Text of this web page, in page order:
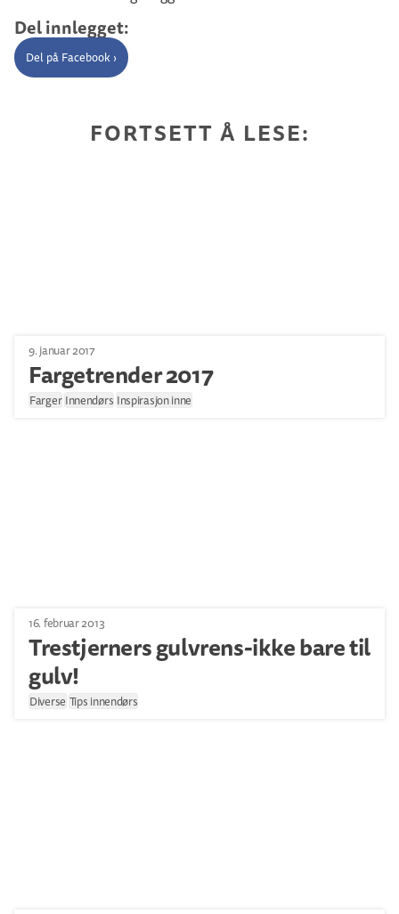
Del innlegget:
Del på Facebook ›
FORTSETT Å LESE:
9. januar 2017
Fargetrender 2017
Farger Innendørs Inspirasjon inne
16. februar 2013
Trestjerners gulvrens-ikke bare til
gulv!
Diverse Tips innendørs